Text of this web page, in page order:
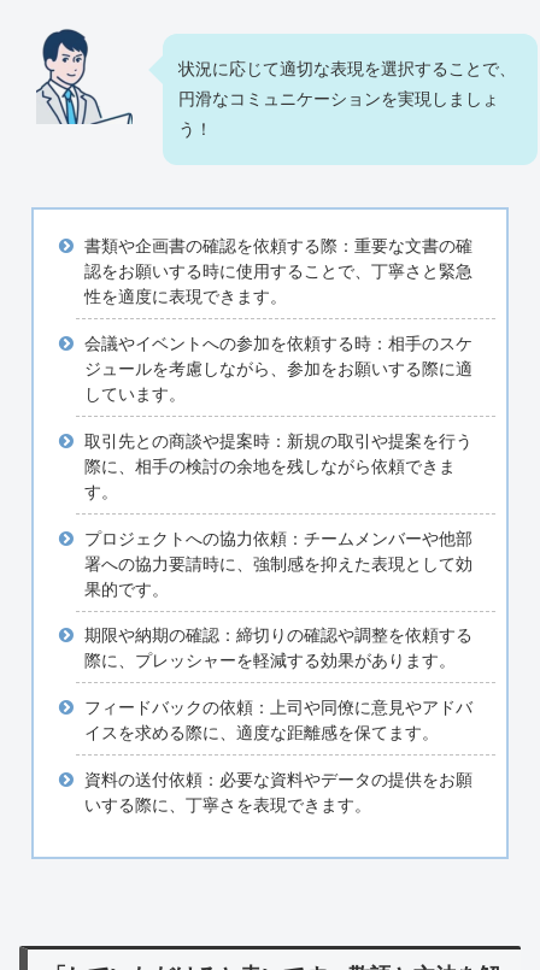
状況に応じて適切な表現を選択することで、
円滑なコミュニケーションを実現しましょ
う！
書類や企画書の確認を依頼する際：重要な文書の確
認をお願いする時に使用することで、丁寧さと緊急
性を適度に表現できます。
会議やイベントへの参加を依頼する時：相手のスケ
ジュールを考慮しながら、参加をお願いする際に適
しています。
取引先との商談や提案時：新規の取引や提案を行う
際に、相手の検討の余地を残しながら依頼できま
す。
プロジェクトへの協力依頼：チームメンバーや他部
署への協力要請時に、強制感を抑えた表現として効
果的です。
期限や納期の確認：締切りの確認や調整を依頼する
際に、プレッシャーを軽減する効果があります。
フィードバックの依頼：上司や同僚に意見やアドバ
イスを求める際に、適度な距離感を保てます。
資料の送付依頼：必要な資料やデータの提供をお願
いする際に、丁寧さを表現できます。